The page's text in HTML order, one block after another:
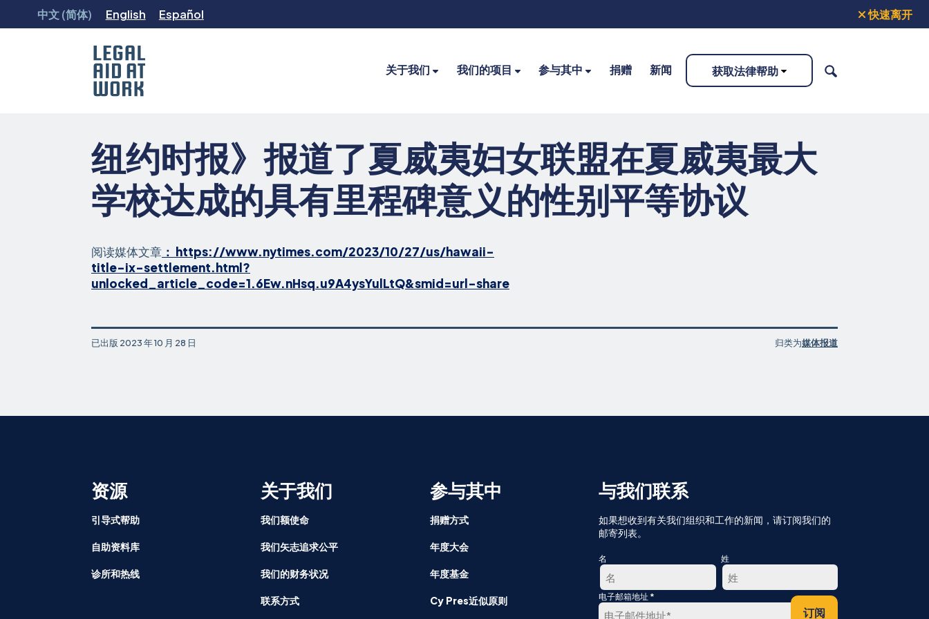
中文 (简体) English Español 快速离开
at
Work
关于我们 我们的项目 参与其中 捐赠 新闻 获取法律帮助
搜
纽约时报》报道了夏威夷妇女联盟在夏威夷最大
学校达成的具有里程碑意义的性别平等协议
阅读媒体文章 ： https://www.nytimes.com/2023/10/27/us/hawaii-
title-ix-settlement.html?
unlocked_article_code=1.6Ew.nHsq.u9A4ysYulLtQ&smid=url-share
已出版 2023 年 10 月 28 日 归类为媒体报道
资源
引导式帮助
自助资料库
诊所和热线
关于我们
我们额使命
我们矢志追求公平
我们的财务状况
联系方式
参与其中
捐赠方式
年度大会
年度基金
Cy Pres近似原则
与我们联系
如果想收到有关我们组织和工作的新闻，请订阅我们的
邮寄列表。
名
第
一
姓
最
电子邮箱地址 *
订阅